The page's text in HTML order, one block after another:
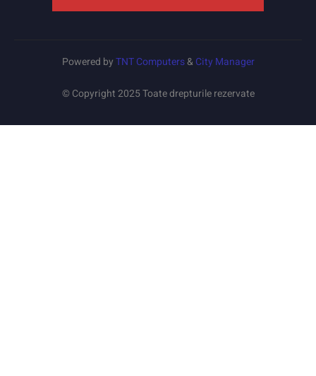
Powered byTNT Computers&City Manager
© Copyright 2025 Toate drepturile rezervate